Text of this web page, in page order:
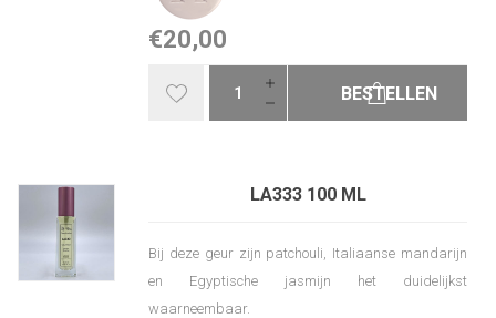
€20,00
BESTELLEN
LA333 100 ML
Bij deze geur zijn patchouli, Italiaanse mandarijn
en Egyptische jasmijn het duidelijkst
waarneembaar.